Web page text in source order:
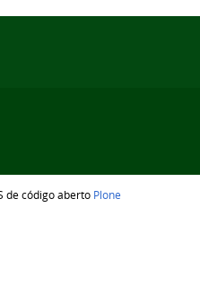
de código aberto Plone